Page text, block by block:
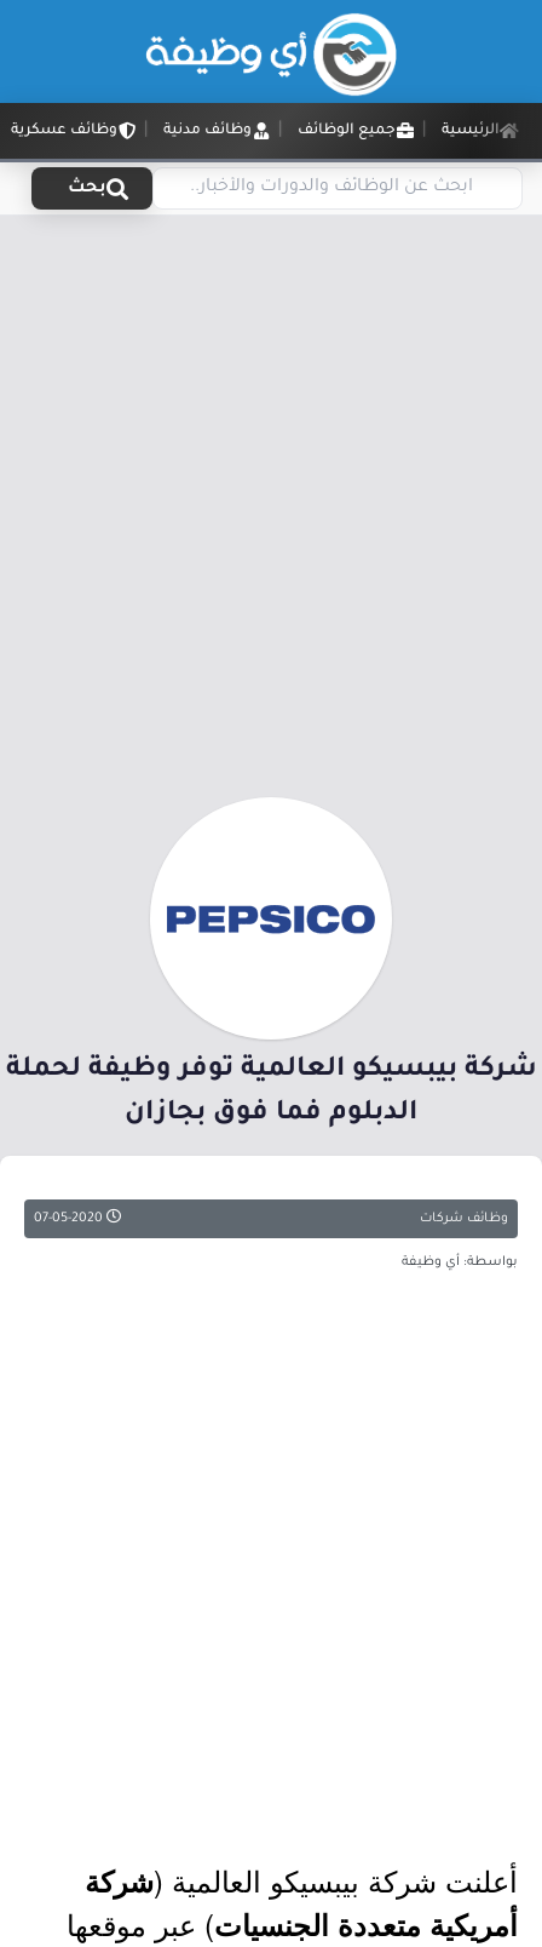
الرئيسية جميع الوظائف وظائف مدنية وظائف عسكرية
بحث
شركة بيبسيكو العالمية توفر وظيفة لحملة
الدبلوم فما فوق بجازان
وظائف شركات
بواسطة: أي وظيفة
أعلنت شركة بيبسيكو العالمية (شركة
أمريكية متعددة الجنسيات) عبر موقعها